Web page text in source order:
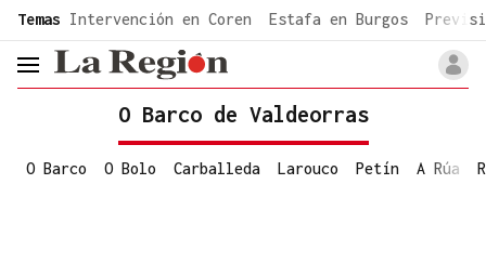
common.go-to-content
Temas Intervención en Coren Estafa en Burgos
header.menu.open
O Barco de Valdeorras
O Barco O Bolo Carballeda Larouco Petín A Rúa